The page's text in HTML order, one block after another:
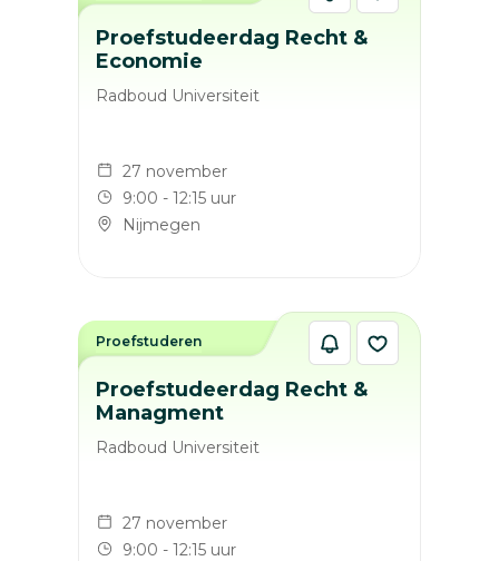
Proefstudeerdag Recht &
Economie
Radboud Universiteit
27 november
9:00 - 12:15 uur
Nijmegen
Proefstudeerdag Recht &
Managment
Radboud Universiteit
27 november
9:00 - 12:15 uur
Proefstuderen